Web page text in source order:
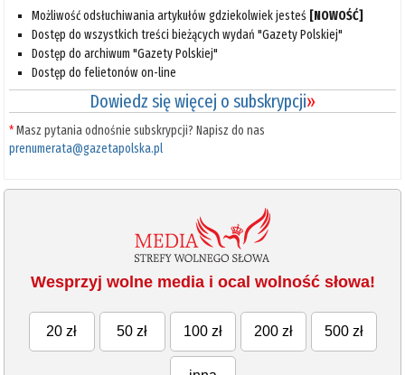
Możliwość odsłuchiwania artykułów gdziekolwiek jesteś [NOWOŚĆ]
Dostęp do wszystkich treści bieżących wydań "Gazety Polskiej"
Dostęp do archiwum "Gazety Polskiej"
Dostęp do felietonów on-line
Dowiedz się więcej o subskrypcji»
*Masz pytania odnośnie subskrypcji? Napisz do nas
prenumerata@gazetapolska.pl
Wesprzyj wolne media i ocal wolność słowa!
20 zł 50 zł 100 zł 200 zł 500 zł